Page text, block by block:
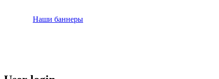
Наши баннеры